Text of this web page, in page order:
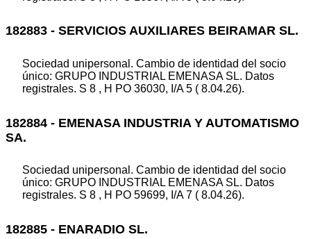
182883 - SERVICIOS AUXILIARES BEIRAMAR SL.
Sociedad unipersonal. Cambio de identidad del socio
único: GRUPO INDUSTRIAL EMENASA SL. Datos
registrales. S 8 , H PO 36030, I/A 5 ( 8.04.26).
182884 - EMENASA INDUSTRIA Y AUTOMATISMO
SA.
Sociedad unipersonal. Cambio de identidad del socio
único: GRUPO INDUSTRIAL EMENASA SL. Datos
registrales. S 8 , H PO 59699, I/A 7 ( 8.04.26).
182885 - ENARADIO SL.